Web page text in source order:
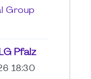
Group
Pfalz
18:30